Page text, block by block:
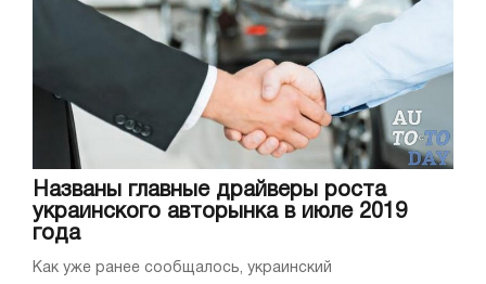
Названы главные драйверы роста
украинского авторынка в июле 2019
года
Как уже ранее сообщалось, украинский